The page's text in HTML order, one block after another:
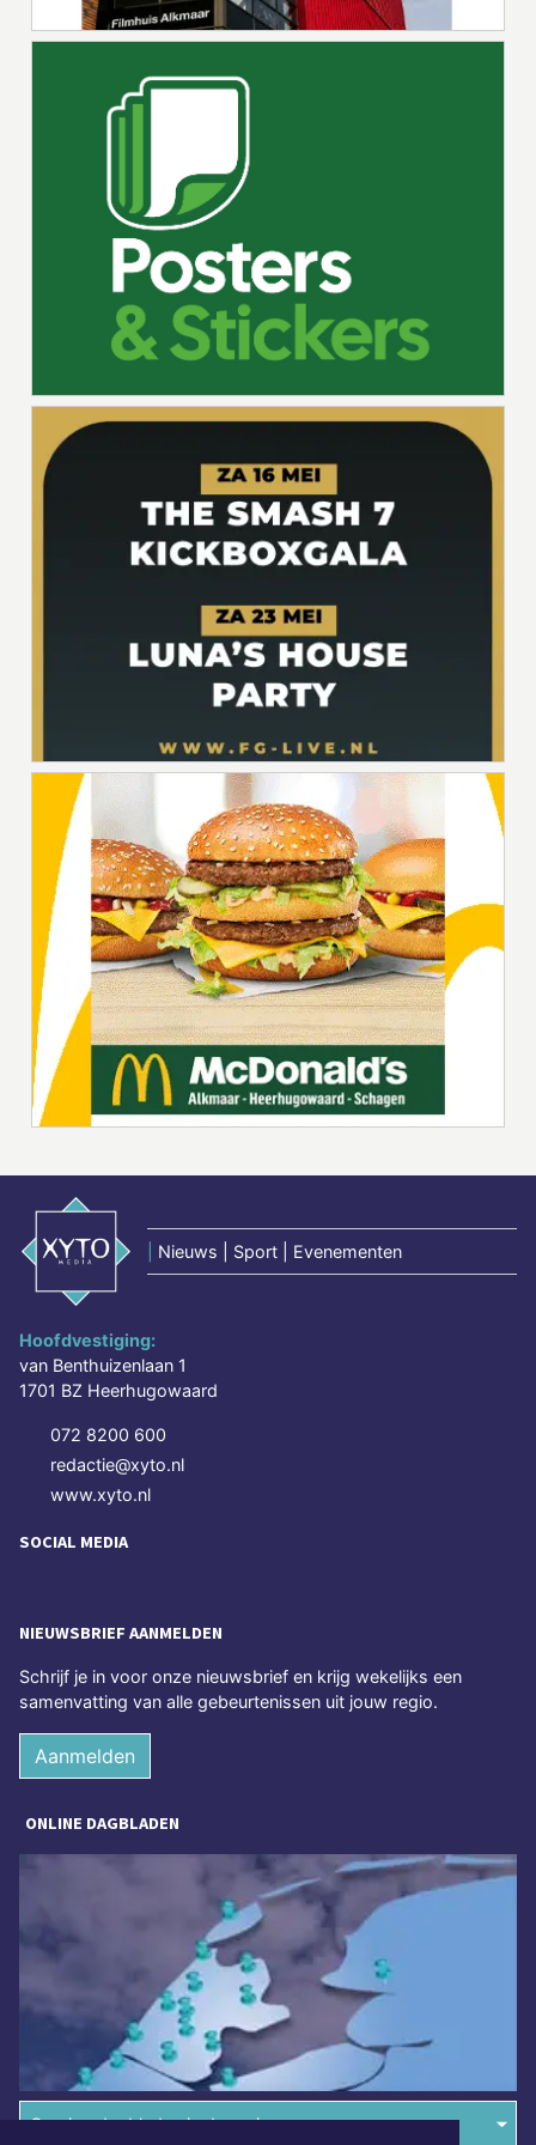
Nieuws | Sport | Evenementen
Hoofdvestiging:
van Benthuizenlaan 1
1701 BZ Heerhugowaard
072 8200 600
redactie@xyto.nl
www.xyto.nl
SOCIAL MEDIA
NIEUWSBRIEF AANMELDEN
Schrijf je in voor onze nieuwsbrief en krijg wekelijks een
samenvatting van alle gebeurtenissen uit jouw regio.
Aanmelden
ONLINE DAGBLADEN
Overige dagbladen in de regio